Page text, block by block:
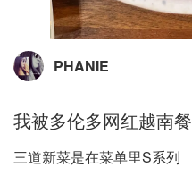
PHANIE
我被多伦多网红越南
三道新菜是在菜单里S系列